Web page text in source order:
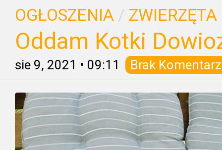
OGŁOSZENIA / ZWIERZĘTA
Oddam Kotki
sie 9, 2021 • 09:11 Brak